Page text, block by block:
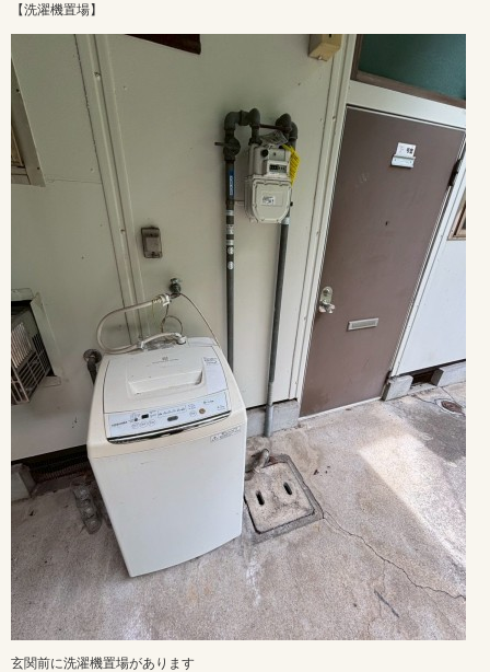
【洗濯機置場】
玄関前に洗濯機置場があります